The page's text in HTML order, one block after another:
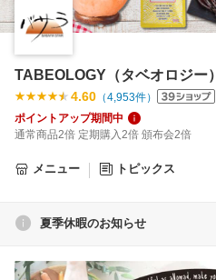
TABEOLOGY（タベオロジー）
4.60 （4,953件）
ポイントアップ期間中
通常商品2倍 定期購入2倍 頒布会2倍
メニュー トピックス
夏季休暇のお知らせ